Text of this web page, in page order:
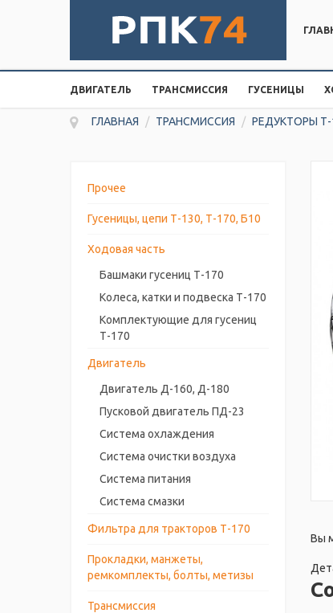
ДВИГАТЕЛЬ ТРАНСМИССИЯ ГУСЕНИЦЫ
ГЛАВНАЯ / ТРАНСМИССИЯ / РЕДУКТОРЫ Т-
Прочее
Гусеницы, цепи Т-130, Т-170, Б10
Ходовая часть
Башмаки гусениц Т-170
Колеса, катки и подвеска Т-170
Комплектующие для гусениц
Т-170
Двигатель
Двигатель Д-160, Д-180
Пусковой двигатель ПД-23
Система охлаждения
Система очистки воздуха
Система питания
Система смазки
Фильтра для тракторов Т-170
Прокладки, манжеты,
ремкомплекты, болты, метизы
Трансмиссия
Вы